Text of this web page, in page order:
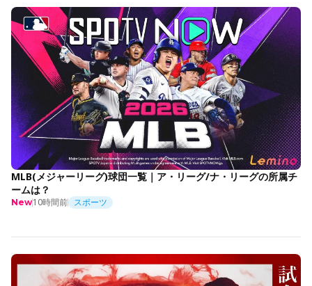
MLB(メジャーリーグ)球団一覧｜ア・リーグ/ナ・リーグの所属チ
ームは？
New10時間前 スポーツ